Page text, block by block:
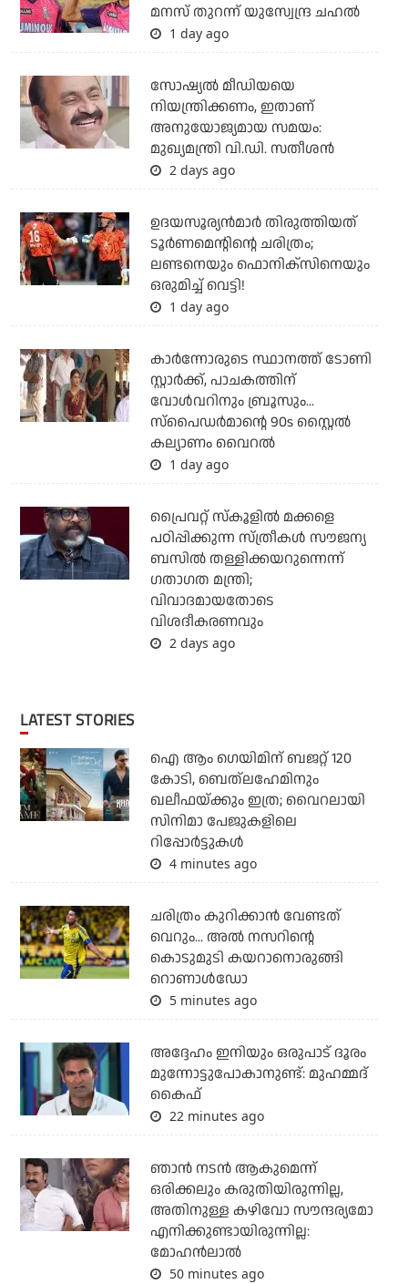
മനസ് തുറന്ന് യുസ്വേന്ദ്ര ചഹല്‍
1 day ago
സോഷ്യല്‍ മീഡിയയെ
നിയന്ത്രിക്കണം, ഇതാണ്
അനുയോജ്യമായ സമയം:
മുഖ്യമന്ത്രി വി.ഡി. സതീശന്‍
2 days ago
ഉദയസൂര്യന്‍മാര്‍ തിരുത്തിയത്
ടൂര്‍ണമെന്റിന്റെ ചരിത്രം;
ലണ്ടനെയും ഫൊനിക്‌സിനെയും
ഒരുമിച്ച് വെട്ടി!
1 day ago
കാര്‍ന്നോരുടെ സ്ഥാനത്ത് ടോണി
സ്റ്റാര്‍ക്ക്, പാചകത്തിന്
വോള്‍വറിനും ബ്രൂസും...
സ്‌പൈഡര്‍മാന്റെ 90s സ്റ്റൈല്‍
കല്യാണം വൈറല്‍
1 day ago
പ്രൈവറ്റ് സ്‌കൂളില്‍ മക്കളെ
പഠിപ്പിക്കുന്ന സ്ത്രീകള്‍ സൗജന്യ
ബസില്‍ തള്ളിക്കയറുന്നെന്ന്
ഗതാഗത മന്ത്രി;
വിവാദമായതോടെ
വിശദീകരണവും
2 days ago
LATEST STORIES
ഐ ആം ഗെയിമിന് ബജറ്റ് 120
കോടി, ബെത്‌ലഹേമിനും
ഖലീഫയ്ക്കും ഇത്ര; വൈറലായി
സിനിമാ പേജുകളിലെ
റിപ്പോര്‍ട്ടുകള്‍
4 minutes ago
ചരിത്രം കുറിക്കാന്‍ വേണ്ടത്
വെറും... അല്‍ നസറിന്റെ
കൊടുമുടി കയറാനൊരുങ്ങി
റൊണാള്‍ഡോ
5 minutes ago
അദ്ദേഹം ഇനിയും ഒരുപാട് ദൂരം
മുന്നോട്ടുപോകാനുണ്ട്: മുഹമ്മദ്
കൈഫ്
22 minutes ago
ഞാൻ നടൻ ആകുമെന്ന്
ഒരിക്കലും കരുതിയിരുന്നില്ല,
അതിനുള്ള കഴിവോ സൗന്ദര്യമോ
എനിക്കുണ്ടായിരുന്നില്ല:
മോഹൻലാൽ
50 minutes ago